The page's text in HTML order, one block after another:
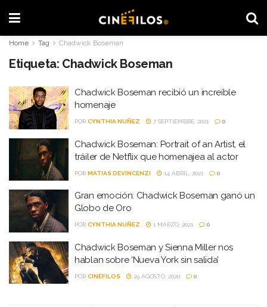
Home Tag Chadwick Boseman
Etiqueta: Chadwick Boseman
Chadwick Boseman recibió un increíble
homenaje
POR CYNTHIA NUÑEZ 7 SEPTIEMBRE, 2021 0
Chadwick Boseman: Portrait of an Artist, el
tráiler de Netflix que homenajea al actor
POR MATIAS DEVINCENZI 14 ABRIL, 2021 0
Gran emoción: Chadwick Boseman ganó un
Globo de Oro
POR CYNTHIA NUÑEZ 1 MARZO, 2021 0
Chadwick Boseman y Sienna Miller nos
hablan sobre ‘Nueva York sin salida’
POR CINÉFILOS 29 AGOSTO, 2020 0